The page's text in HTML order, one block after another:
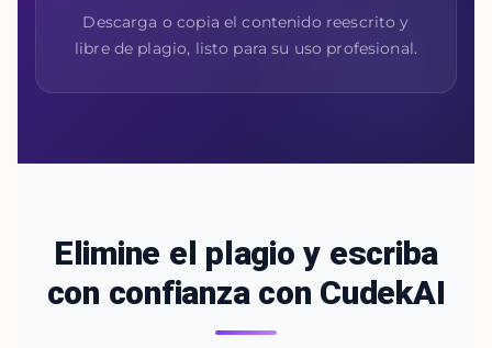
Descarga o copia el contenido reescrito y
libre de plagio, listo para su uso profesional.
Elimine el plagio y escriba
con confianza con CudekAI